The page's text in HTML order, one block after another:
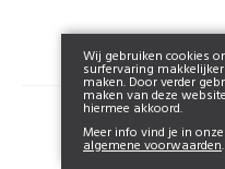
© 2026 www.icons-
Wij gebruiken cookies
surfervaring
maken. Door verder
maken van deze
hiermee akkoord.
Meer info vind je in onze
algemene voorwaarden.